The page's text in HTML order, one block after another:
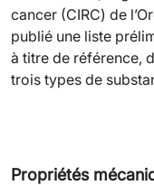
cancer (CIRC) de
publié une liste
à titre de référence,
trois types de
Propriétés